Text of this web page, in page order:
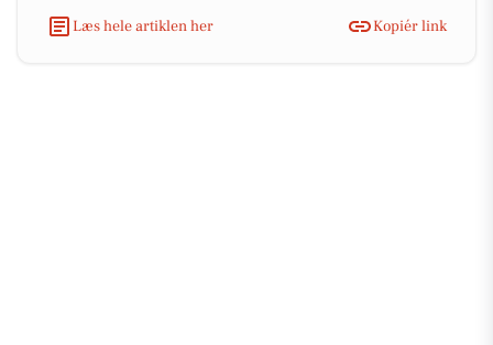
Læs hele artiklen her
Kopiér link